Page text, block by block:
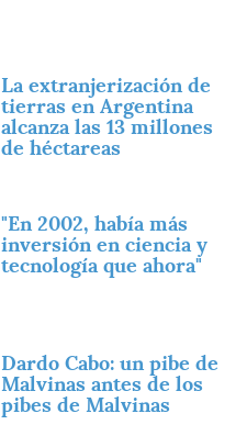
La extranjerización de
tierras en Argentina
alcanza las 13 millones
de héctareas
"En 2002, había más
inversión en ciencia y
tecnología que ahora"
Dardo Cabo: un pibe de
Malvinas antes de los
pibes de Malvinas